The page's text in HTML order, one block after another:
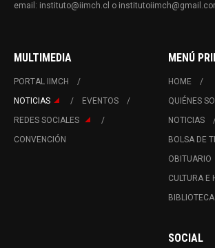
email: instituto@iimch.cl o
MULTIMEDIA
PORTAL IIMCH
NOTICIAS
EVENTOS
REDES SOCIALES
CONVENCIÓN
MENÚ
HOME
QUIÉNES
NOTICIAS
BOLSA DE
OBITUARIO
CULTURA E
BIBLIOTECA
SOCIAL